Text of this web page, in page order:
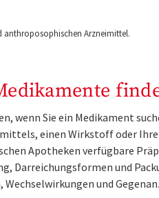
Arzneimittel.
wenn Sie ein Medikament
einen Wirkstoff oder Ihre
Apotheken verfügbare
Darreichungsformen und
und